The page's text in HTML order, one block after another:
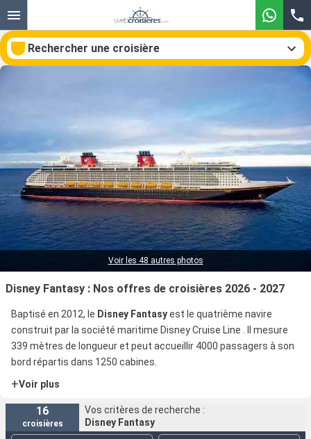
Rechercher une croisière
Mois de départ
Ports Compagnies
Rechercher
Disney Fantasy : Nos offres de croisières 2026 - 2027
Baptisé en 2012, le Disney Fantasyest le quatrième navire
construit par la société maritime Disney Cruise Line . Il mesure
339 mètres de longueur et peut accueillir 4000 passagers à son
bord répartis dans 1250 cabines.
+Voir plus
Voir les 48 autres photos
16
croisières
Vos critères de recherche :
Disney Fantasy